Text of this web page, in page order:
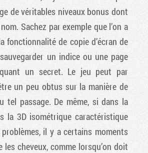
de véritables niveaux bonus dont
Sachez par exemple que l’on a
fonctionnalité de copie d’écran de
un indice ou une page
un secret. Le jeu peut par
un peu obtus sur la manière de
tel passage. De même, si dans la
la 3D isométrique caractéristique
il y a certains moments
les cheveux, comme lorsqu’on doit